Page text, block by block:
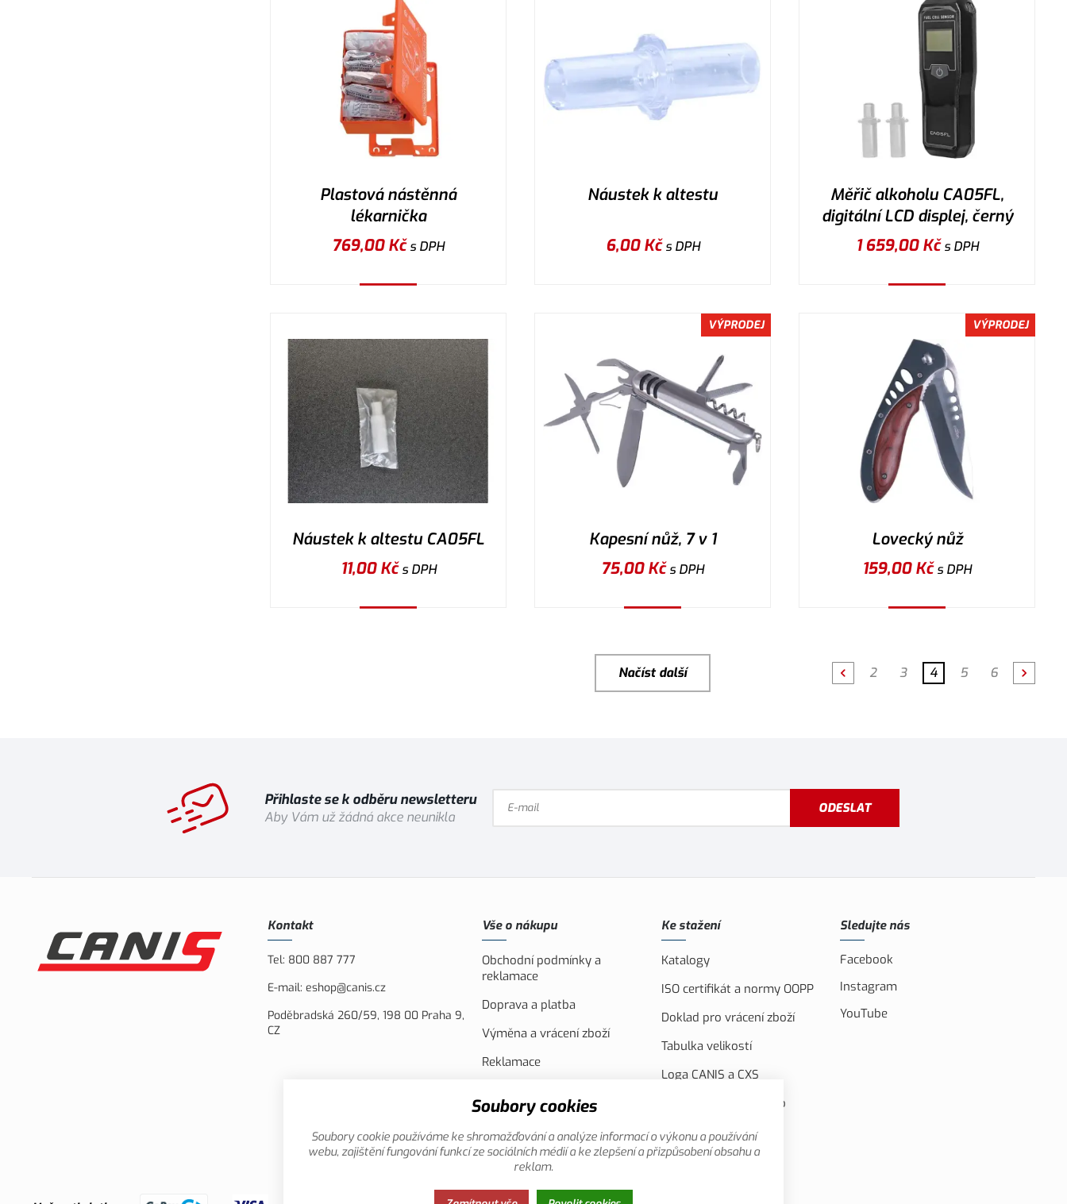
Plastová nástěnná
lékarnička
769,00Kčs DPH
Náustek k altestu
6,00Kčs DPH
Měřič alkoholu CA05FL,
digitální LCD displej, černý
1 659,00Kčs DPH
Náustek k altestu CA05FL
11,00Kčs DPH
VÝPRODEJ
Kapesní nůž, 7 v 1
75,00Kčs DPH
VÝPRODEJ
Lovecký nůž
159,00Kčs DPH
Načíst další 2 3 4 5 6
Přihlaste se k odběru newsletteru
Aby Vám už žádná akce neunikla
ODESLAT
Kontakt
Tel: 800 887 777
E-mail: eshop@canis.cz
Poděbradská 260/59, 198 00 Praha 9,
CZ
Vše o nákupu
Obchodní podmínky a
reklamace
Doprava a platba
Výměna a vrácení zboží
Reklamace
Akční leták
Ke stažení
Katalogy
ISO certifikát a normy OOPP
Doklad pro vrácení zboží
Tabulka velikostí
Loga CANIS a CXS
FVE Spolufinancováno
Reklamní videa
Sledujte nás
Facebook
Instagram
YouTube
Soubory cookies
Soubory cookie používáme ke shromažďování a analýze informací o výkonu a používání
webu, zajištění fungování funkcí ze sociálních médií a ke zlepšení a přizpůsobení obsahu a
reklam.